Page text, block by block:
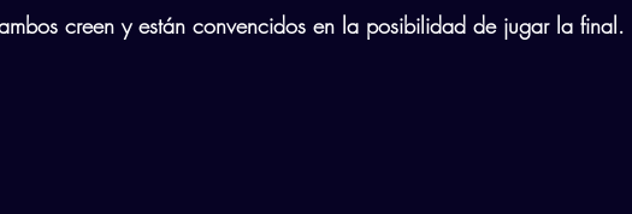
creen y están convencidos en la posibilidad de jugar la final.